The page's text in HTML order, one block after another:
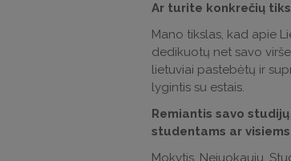
Ar turite konkrečių
Mano tikslas, kad apie
dedikuotų net savo
lietuviai pastebėtų ir
lygintis su estais.
Remiantis savo
studentams ar
Mokytis. Nejuokauju.